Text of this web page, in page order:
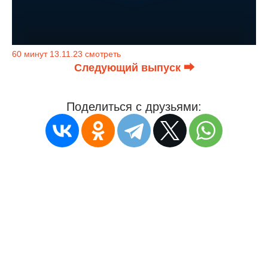
60 минут 13.11.23 смотреть
Следующий выпуск ⮕
Поделиться с друзьями: